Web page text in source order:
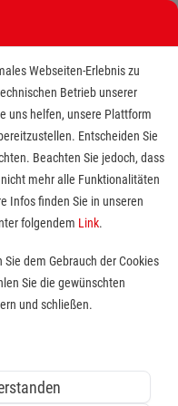
Maltesern
Maltesern
bei einem der größten
in Vollzeit,
oder FSJ!
Webseiten-Erlebnis zu
Betrieb unserer
uns helfen, unsere Plattform
Entscheiden Sie
Beachten Sie jedoch, dass
mehr alle Funktionalitäten
Infos finden Sie in unseren
folgendem Link.
dem Gebrauch der Cookies
Sie die gewünschten
und schließen.